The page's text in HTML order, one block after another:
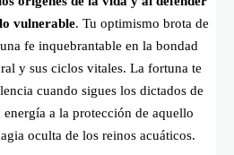
vulnerable. Tu optimismo brota de
fe inquebrantable en la bondad
y sus ciclos vitales. La fortuna te
cuando sigues los dictados de
a la protección de aquello
oculta de los reinos acuáticos.